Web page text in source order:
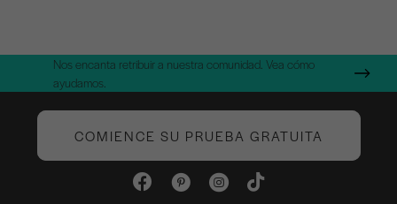
Nos encanta retribuir a nuestra comunidad. Vea cómo
ayudamos.
COMIENCE SU PRUEBA GRATUITA